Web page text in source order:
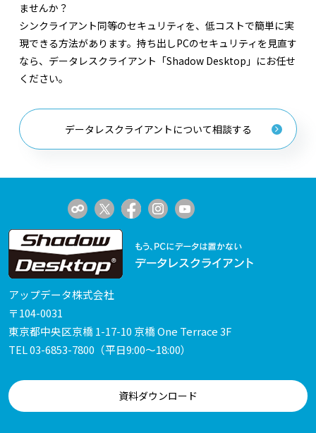
ませんか？
シンクライアント同等のセキュリティを、低コストで簡単に実
現できる方法があります。持ち出しPCのセキュリティを見直す
なら、データレスクライアント「Shadow Desktop」にお任せ
ください。
データレスクライアントについて相談する
アップデータ株式会社
〒104-0031
東京都中央区京橋 1-17-10 京橋 One Terrace 3F
TEL03-6853-7800 （平日9:00～18:00）
資料ダウンロード